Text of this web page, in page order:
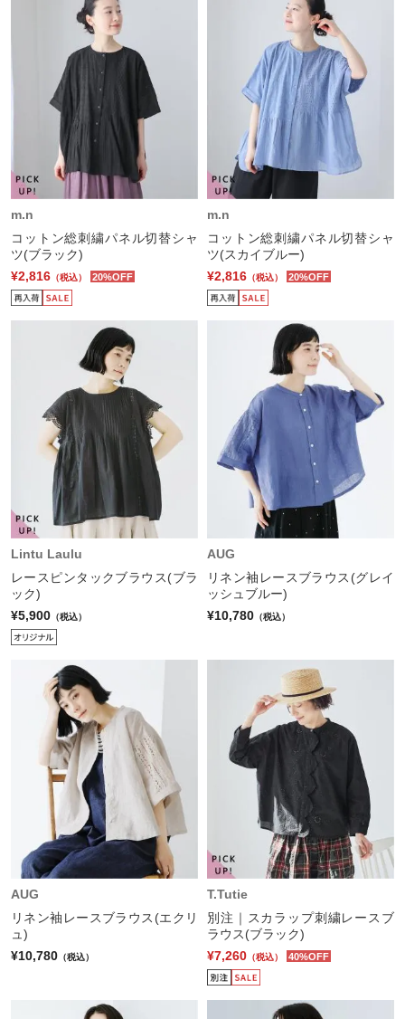
m.n
コットン総刺繍パネル切替シャ
ツ(ブラック)
¥2,816 （税込） 20%OFF
m.n
コットン総刺繍パネル切替シャ
ツ(スカイブルー)
¥2,816 （税込） 20%OFF
Lintu Laulu
レースピンタックブラウス(ブラ
ック)
¥5,900 （税込）
AUG
リネン袖レースブラウス(グレイ
ッシュブルー)
¥10,780 （税込）
AUG
リネン袖レースブラウス(エクリ
ュ)
¥10,780 （税込）
T.Tutie
別注｜スカラップ刺繍レースブ
ラウス(ブラック)
¥7,260 （税込） 40%OFF